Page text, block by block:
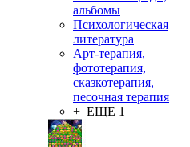
альбомы
Психологическая
литература
Арт-терапия,
фототерапия,
сказкотерапия,
песочная терапия
+ ЕЩЕ 1